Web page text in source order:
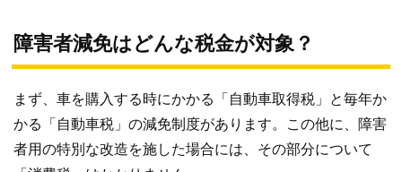
障害者減免はどんな税金が対象？
まず、車を購入する時にかかる「自動車取得税」と毎年か
かる「自動車税」の減免制度があります。この他に、障害
者用の特別な改造を施した場合には、その部分について